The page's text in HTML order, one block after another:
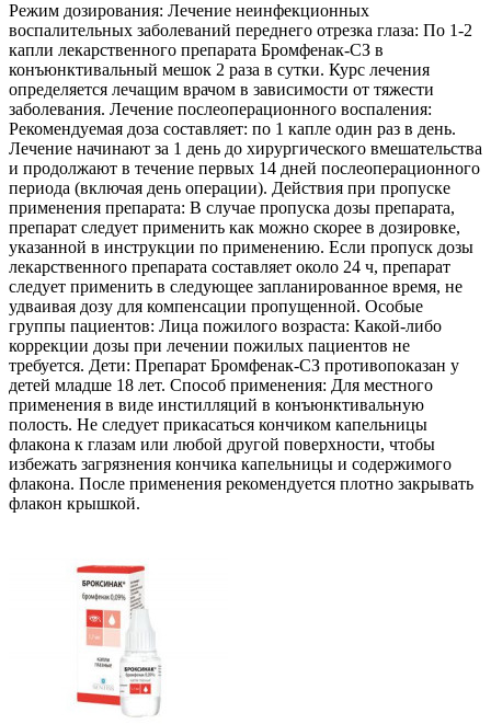
Режим дозирования: Лечение неинфекционных
воспалительных заболеваний переднего отрезка глаза: По 1-2
капли лекарственного препарата Бромфенак-СЗ в
конъюнктивальный мешок 2 раза в сутки. Курс лечения
определяется лечащим врачом в зависимости от тяжести
заболевания. Лечение послеоперационного воспаления:
Рекомендуемая доза составляет: по 1 капле один раз в день.
Лечение начинают за 1 день до хирургического вмешательства
и продолжают в течение первых 14 дней послеоперационного
периода (включая день операции). Действия при пропуске
применения препарата: В случае пропуска дозы препарата,
препарат следует применить как можно скорее в дозировке,
указанной в инструкции по применению. Если пропуск дозы
лекарственного препарата составляет около 24 ч, препарат
следует применить в следующее запланированное время, не
удваивая дозу для компенсации пропущенной. Особые
группы пациентов: Лица пожилого возраста: Какой-либо
коррекции дозы при лечении пожилых пациентов не
требуется. Дети: Препарат Бромфенак-СЗ противопоказан у
детей младше 18 лет. Способ применения: Для местного
применения в виде инстилляций в конъюнктивальную
полость. Не следует прикасаться кончиком капельницы
флакона к глазам или любой другой поверхности, чтобы
избежать загрязнения кончика капельницы и содержимого
флакона. После применения рекомендуется плотно закрывать
флакон крышкой.